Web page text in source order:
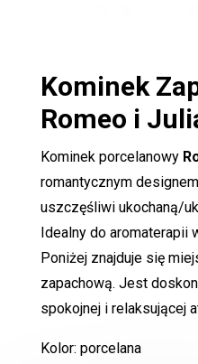
Kominek
Romeo i
Kominek porcelanowy
romantycznym
uszczęśliwi ukochaną/
Idealny do aromaterapii
Poniżej znajduje się
zapachową. Jest
spokojnej i relaksującej
Kolor: porcelana